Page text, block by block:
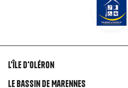
Liens
L'île d'Oléron
Le Bassin de Marennes